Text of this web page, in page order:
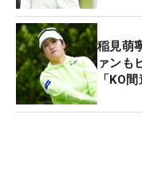
稲見萌
ァンも
「KO